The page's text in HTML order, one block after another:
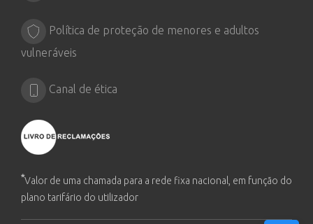
Política de proteção de menores e adultos
vulneráveis
Canal de ética
*Valor de uma chamada para a rede fixa nacional, em função do
plano tarifário do utilizador